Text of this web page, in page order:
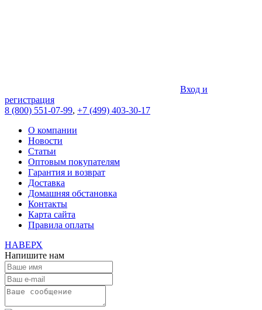
Вход и
регистрация
8 (800) 551-07-99, +7 (499) 403-30-17
О компании
Новости
Статьи
Оптовым покупателям
Гарантия и возврат
Доставка
Домашняя обстановка
Контакты
Карта сайта
Правила оплаты
НАВЕРХ
Напишите нам